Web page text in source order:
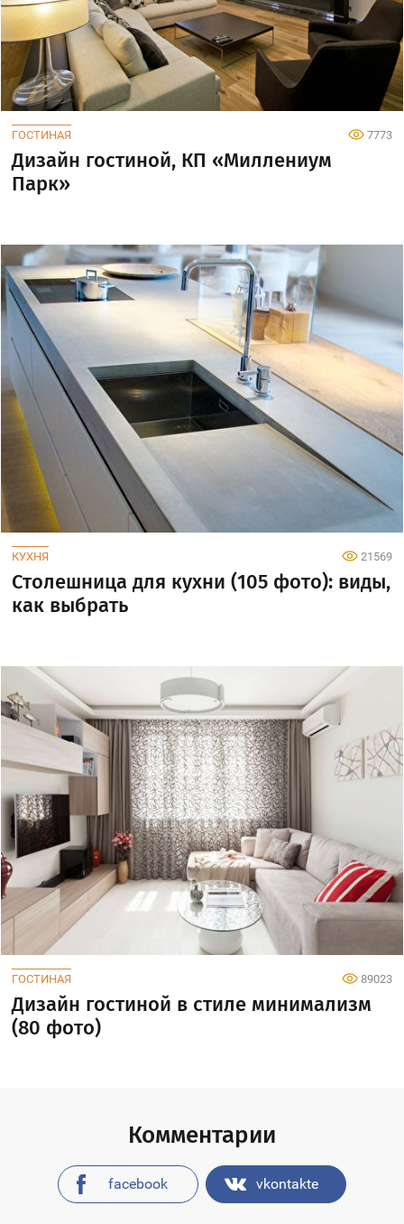
ГОСТИНАЯ 7773
Дизайн гостиной, КП «Миллениум
Парк»
КУХНЯ 21569
Столешница для кухни (105 фото): виды,
как выбрать
ГОСТИНАЯ 89023
Дизайн гостиной в стиле минимализм
(80 фото)
Комментарии
facebook vkontakte